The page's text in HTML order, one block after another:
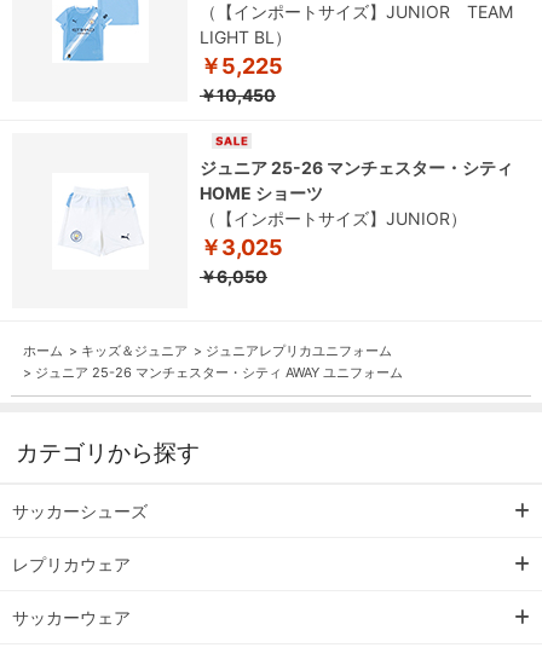
（【インポートサイズ】JUNIOR TEAM
LIGHT BL）
￥5,225
￥10,450
ジュニア 25-26 マンチェスター・シティ
HOME ショーツ
（【インポートサイズ】JUNIOR）
￥3,025
￥6,050
ホーム > キッズ＆ジュニア > ジュニアレプリカユニフォーム
> ジュニア 25-26 マンチェスター・シティ AWAY ユニフォーム
カテゴリから探す
サッカーシューズ
レプリカウェア
サッカーウェア